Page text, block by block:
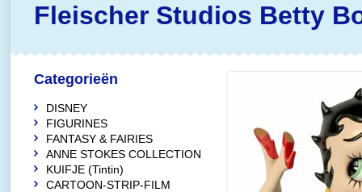
Fleischer Studios Betty
Categorieën
DISNEY
FIGURINES
FANTASY & FAIRIES
ANNE STOKES COLLECTION
KUIFJE (Tintin)
CARTOON-STRIP-FILM